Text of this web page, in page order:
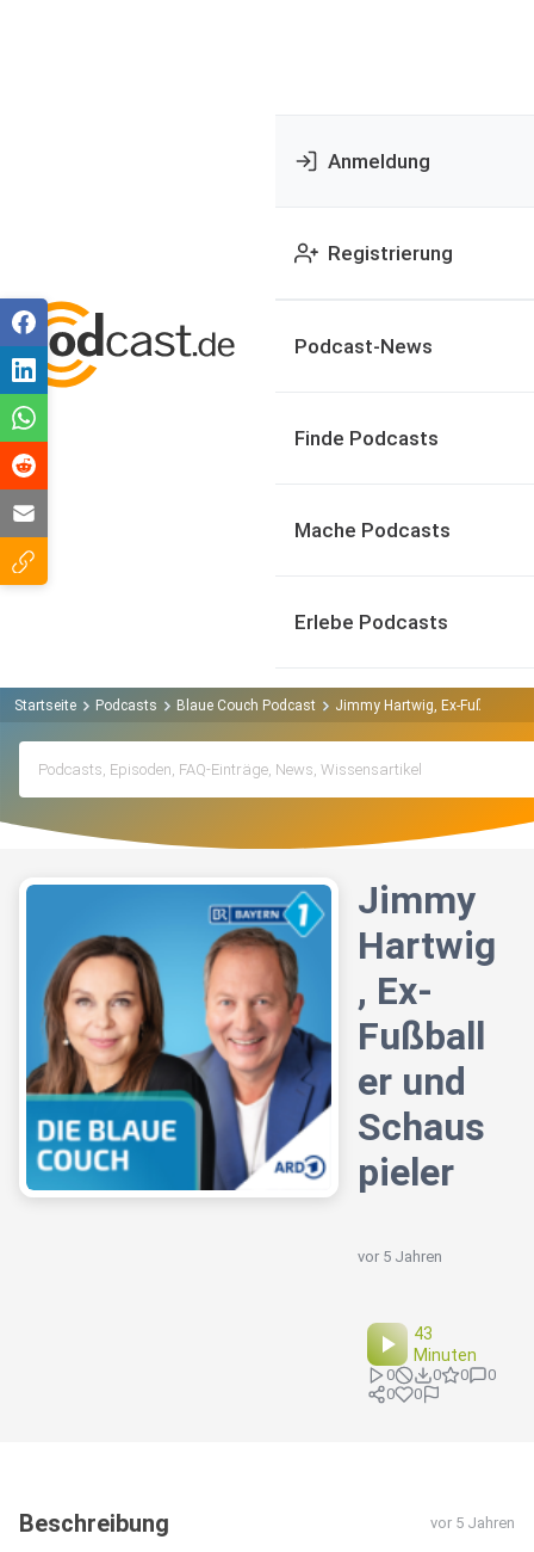
Anmeldung
Registrierung
Podcast-News
Finde Podcasts
Mache Podcasts
Erlebe Podcasts
Startseite Podcasts Blaue Couch Podcast Jimmy Hartwig, Ex-Fußballer
Jimmy
Hartwig
, Ex-
Fußball
er und
Schaus
pieler
vor 5 Jahren
43
Minuten
0 0 0
0
0
0
Beschreibung vor 5 Jahren